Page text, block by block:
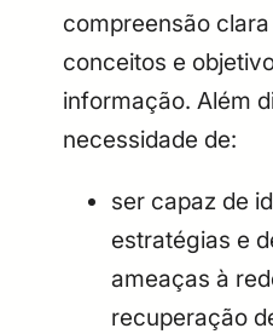
compreensão
conceitos e
informação. Além
necessidade de:
ser capaz de
estratégias e
ameaças à
recuperação